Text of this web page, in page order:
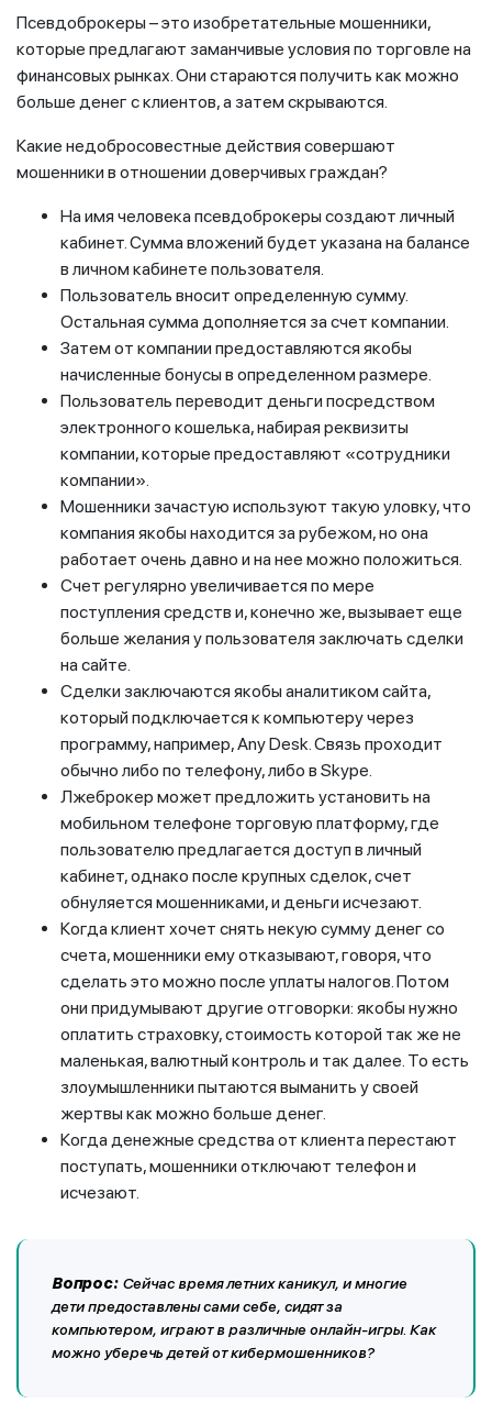
Псевдоброкеры – это изобретательные мошенники,
которые предлагают заманчивые условия по торговле на
финансовых рынках. Они стараются получить как можно
больше денег с клиентов, а затем скрываются.
Какие недобросовестные действия совершают
мошенники в отношении доверчивых граждан?
На имя человека псевдоброкеры создают личный
кабинет. Сумма вложений будет указана на балансе
в личном кабинете пользователя.
Пользователь вносит определенную сумму.
Остальная сумма дополняется за счет компании.
Затем от компании предоставляются якобы
начисленные бонусы в определенном размере.
Пользователь переводит деньги посредством
электронного кошелька, набирая реквизиты
компании, которые предоставляют «сотрудники
компании».
Мошенники зачастую используют такую уловку, что
компания якобы находится за рубежом, но она
работает очень давно и на нее можно положиться.
Счет регулярно увеличивается по мере
поступления средств и, конечно же, вызывает еще
больше желания у пользователя заключать сделки
на сайте.
Сделки заключаются якобы аналитиком сайта,
который подключается к компьютеру через
программу, например, Any Desk. Связь проходит
обычно либо по телефону, либо в Skype.
Лжеброкер может предложить установить на
мобильном телефоне торговую платформу, где
пользователю предлагается доступ в личный
кабинет, однако после крупных сделок, счет
обнуляется мошенниками, и деньги исчезают.
Когда клиент хочет снять некую сумму денег со
счета, мошенники ему отказывают, говоря, что
сделать это можно после уплаты налогов. Потом
они придумывают другие отговорки: якобы нужно
оплатить страховку, стоимость которой так же не
маленькая, валютный контроль и так далее. То есть
злоумышленники пытаются выманить у своей
жертвы как можно больше денег.
Когда денежные средства от клиента перестают
поступать, мошенники отключают телефон и
исчезают.
Вопрос: Сейчас время летних каникул, и многие
дети предоставлены сами себе, сидят за
компьютером, играют в различные онлайн-игры. Как
можно уберечь детей от кибермошенников?